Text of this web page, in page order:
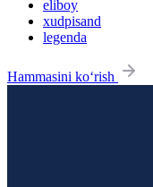
eliboy
xudpisand
legenda
Hammasini ko‘rish